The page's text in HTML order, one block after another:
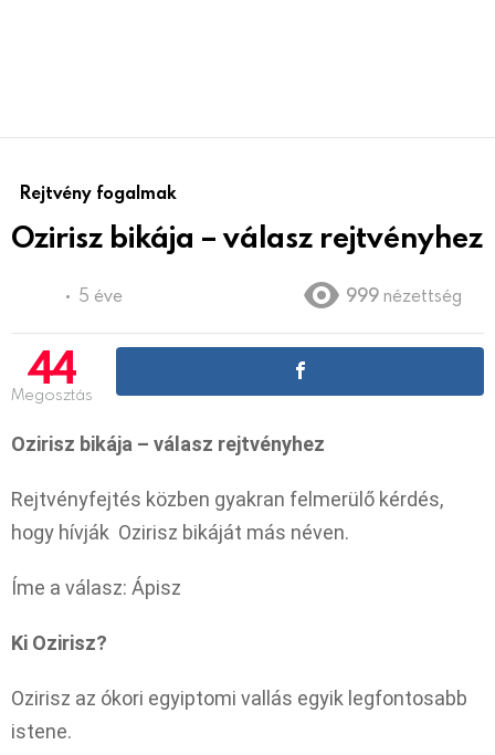
Rejtvény fogalmak
Ozirisz bikája – válasz rejtvényhez
5 éve 999 nézettség
44
Megosztás
Ozirisz bikája – válasz rejtvényhez
Rejtvényfejtés közben gyakran felmerülő kérdés,
hogy hívják Ozirisz bikáját más néven.
Íme a válasz: Ápisz
Ki Ozirisz?
Ozirisz az ókori egyiptomi vallás egyik legfontosabb
istene.